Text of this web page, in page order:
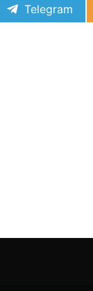
Telegram